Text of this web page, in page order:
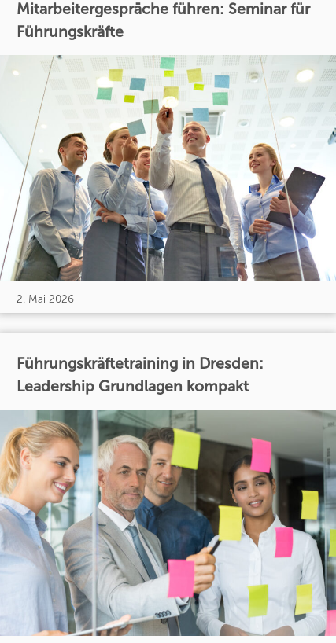
Mitarbeitergespräche führen: Seminar für
Führungskräfte
2. Mai 2026
Führungskräftetraining in Dresden:
Leadership Grundlagen kompakt